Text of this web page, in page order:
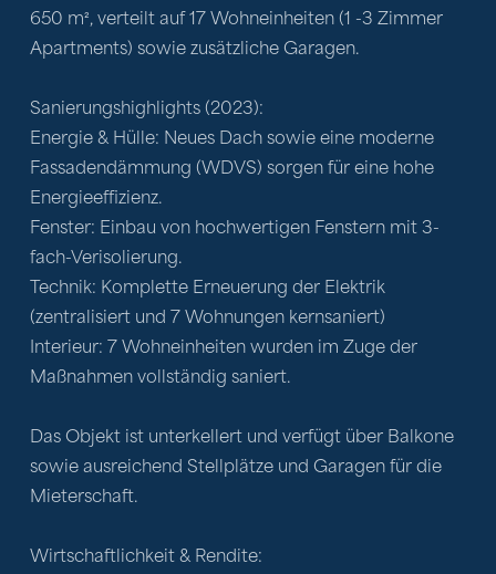
650 m², verteilt auf 17 Wohneinheiten (1 -3 Zimmer
Apartments) sowie zusätzliche Garagen.
Sanierungshighlights (2023):
Energie & Hülle: Neues Dach sowie eine moderne
Fassadendämmung (WDVS) sorgen für eine hohe
Energieeffizienz.
Fenster: Einbau von hochwertigen Fenstern mit 3-
fach-Verisolierung.
Technik: Komplette Erneuerung der Elektrik
(zentralisiert und 7 Wohnungen kernsaniert)
Interieur: 7 Wohneinheiten wurden im Zuge der
Maßnahmen vollständig saniert.
Das Objekt ist unterkellert und verfügt über Balkone
sowie ausreichend Stellplätze und Garagen für die
Mieterschaft.
Wirtschaftlichkeit & Rendite: